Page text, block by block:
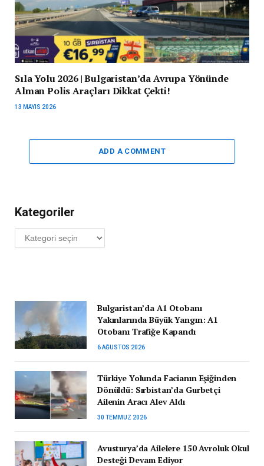
Sıla Yolu 2026 | Bulgaristan’da Avrupa Yönünde
Alman Polis Araçları Dikkat Çekti!
13 MAYIS 2026
ADD A COMMENT
Kategoriler
Kategoriler
Bulgaristan’da A1 Otobanı
Yakınlarında Büyük Yangın: A1
Otobanı Trafiğe Kapandı
6 AĞUSTOS 2026
Türkiye Yolunda Facianın Eşiğinden
Dönüldü: Sırbistan’da Gurbetçi
Ailenin Aracı Alev Aldı
30 TEMMUZ 2026
Avusturya’da Ailelere 150 Avroluk Okul
Desteği Devam Ediyor